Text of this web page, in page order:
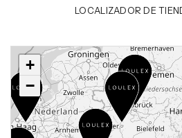
LOCALIZADOR DE
+
−